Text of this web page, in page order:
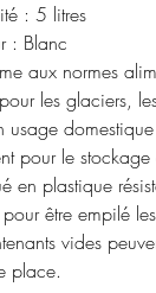
: 5 litres
: Blanc
aux normes
les glaciers,
usage domestique
pour le
en plastique
être empilé
vides
place.